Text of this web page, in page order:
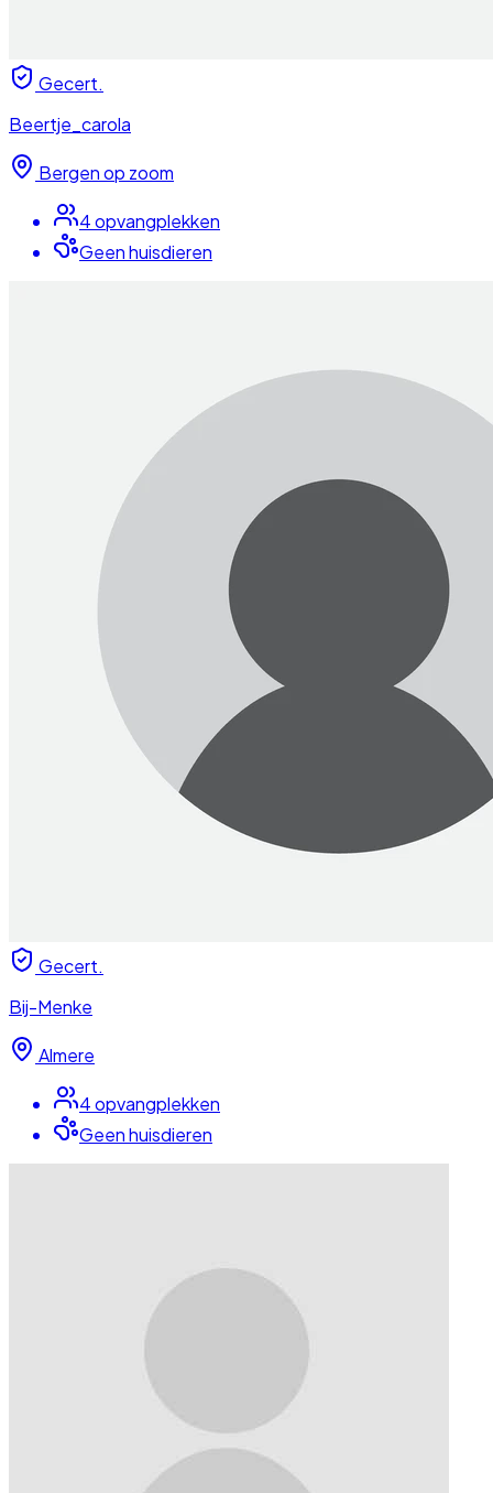
Gecert.
Beertje_carola
Bergen op zoom
4opvangplekken
Geen huisdieren
Gecert.
Bij-Menke
Almere
4opvangplekken
Geen huisdieren